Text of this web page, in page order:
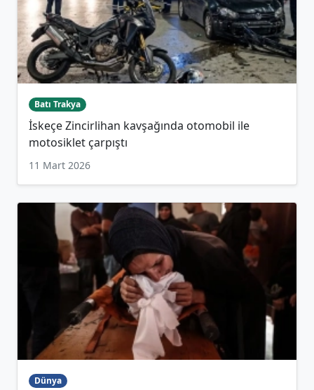
Batı Trakya
İskeçe Zincirlihan kavşağında otomobil ile
motosiklet çarpıştı
11 Mart 2026
Dünya